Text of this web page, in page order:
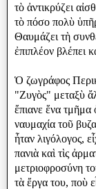
τὸ ἀντικρύζει
τὸ πόσο πολὺ
Θαυμάζει τὴ
ἐπιπλέον βλέπει
Ὁ ζωγράφος
"Ζυγὸς" μεταξὺ
ἔπιανε ἕνα τμῆμα
ναυμαχία τοῦ
ἦταν λιγόλογος,
πανιὰ καὶ τὶς
μετριοφροσύνη
τὰ ἔργα του, ποὺ